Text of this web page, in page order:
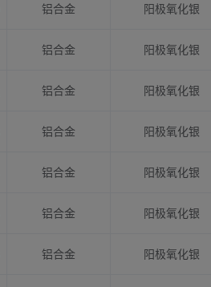
铝合金 阳极氧化银
铝合金 阳极氧化银
铝合金 阳极氧化银
铝合金 阳极氧化银
铝合金 阳极氧化银
铝合金 阳极氧化银
铝合金 阳极氧化银